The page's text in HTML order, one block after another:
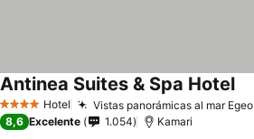
4 EstrellasHotel Vistas panorámicas al mar Egeo
Antinea Suites & Spa Hotel
8,6 Excelente 1.054 Kamari